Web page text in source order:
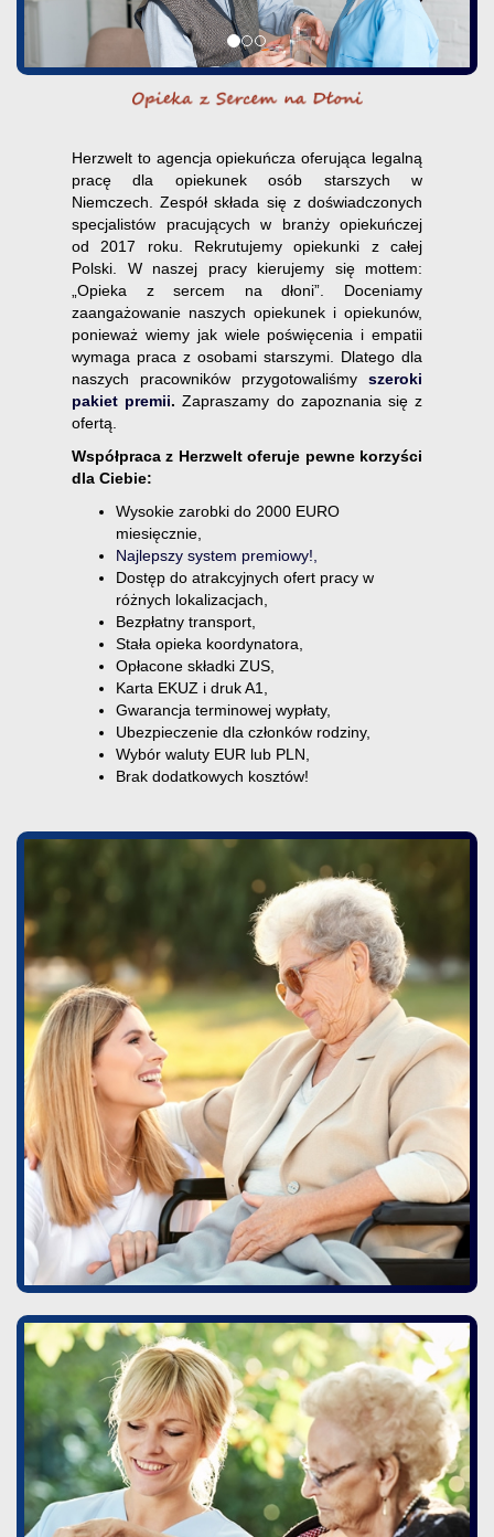
Herzwelt to agencja opiekuńcza oferująca legalną
pracę dla opiekunek osób starszych w
Niemczech. Zespół składa się z doświadczonych
specjalistów pracujących w branży opiekuńczej
od 2017 roku. Rekrutujemy opiekunki z całej
Polski. W naszej pracy kierujemy się mottem:
„Opieka z sercem na dłoni”. Doceniamy
zaangażowanie naszych opiekunek i opiekunów,
ponieważ wiemy jak wiele poświęcenia i empatii
wymaga praca z osobami starszymi. Dlatego dla
naszych pracowników przygotowaliśmy szeroki
pakiet premii. Zapraszamy do zapoznania się z
ofertą.
Współpraca z Herzwelt oferuje pewne korzyści
dla Ciebie:
Wysokie zarobki do 2000 EURO
miesięcznie,
Najlepszy system premiowy!,
Dostęp do atrakcyjnych ofert pracy w
różnych lokalizacjach,
Bezpłatny transport,
Stała opieka koordynatora,
Opłacone składki ZUS,
Karta EKUZ i druk A1,
Gwarancja terminowej wypłaty,
Ubezpieczenie dla członków rodziny,
Wybór waluty EUR lub PLN,
Brak dodatkowych kosztów!